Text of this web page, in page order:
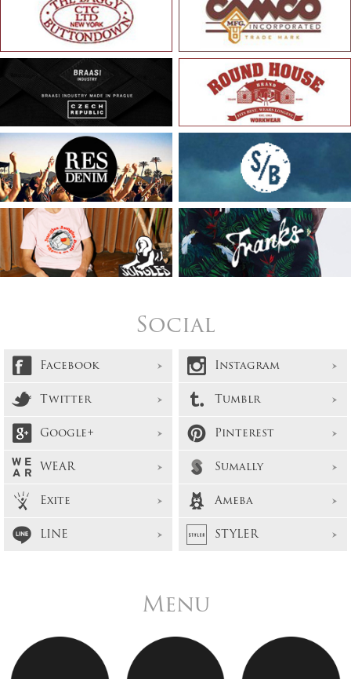
Social
Facebook
Instagram
Twitter
Tumblr
Google+
Pinterest
WEAR
Sumally
Exite
Ameba
LINE
STYLER
Menu